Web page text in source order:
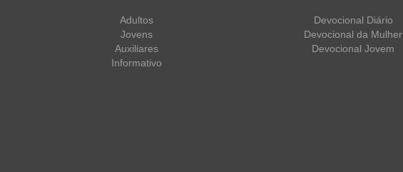
Adultos
Jovens
Auxiliares
Informativo
Devocional Diário
Devocional da Mulher
Devocional Jovem